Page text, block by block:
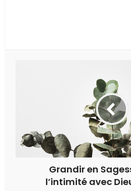
Grandir en
l’intimité avec